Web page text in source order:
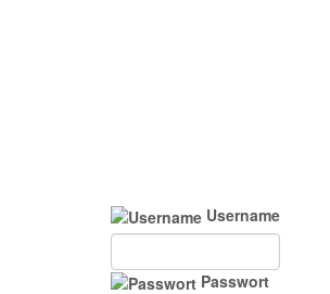
Username
Passwort